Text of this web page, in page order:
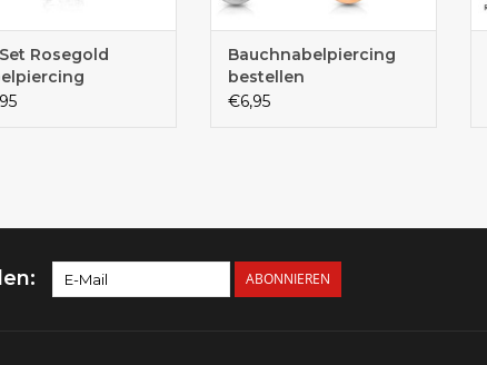
Rosegold
Bauchnabelpiercing
bestellen
€6,95
ABONNIEREN